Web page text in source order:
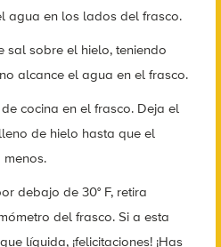
agua en los lados del frasco.
sal sobre el hielo, teniendo
alcance el agua en el frasco.
cocina en el frasco. Deja el
de hielo hasta que el
menos.
debajo de 30° F, retira
del frasco. Si a esta
líquida, ¡felicitaciones! ¡Has